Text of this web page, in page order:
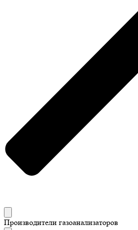
Производители газоанализаторов